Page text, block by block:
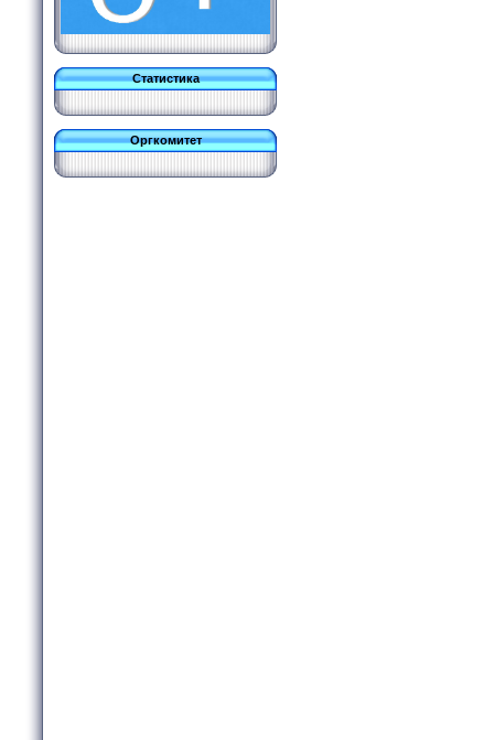
Статистика
Оргкомитет